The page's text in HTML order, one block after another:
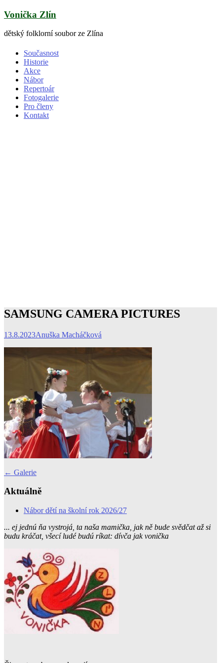
Skip
content
Vonička Zlín
dětský folklorní soubor ze Zlína
Současnost
Historie
Akce
Nábor
Repertoár
Fotogalerie
Pro členy
Kontakt
SAMSUNG CAMERA PICTURES
13.8.2023Anuška Macháčková
Post
← Galerie
Aktuálně
Nábor dětí na školní rok 2026/27
... ej jednú ňa vystrojá, ta naša mamička, jak ně bude svědčat až si
budu kráčat, všecí ludé budú ríkat: dívča jak vonička